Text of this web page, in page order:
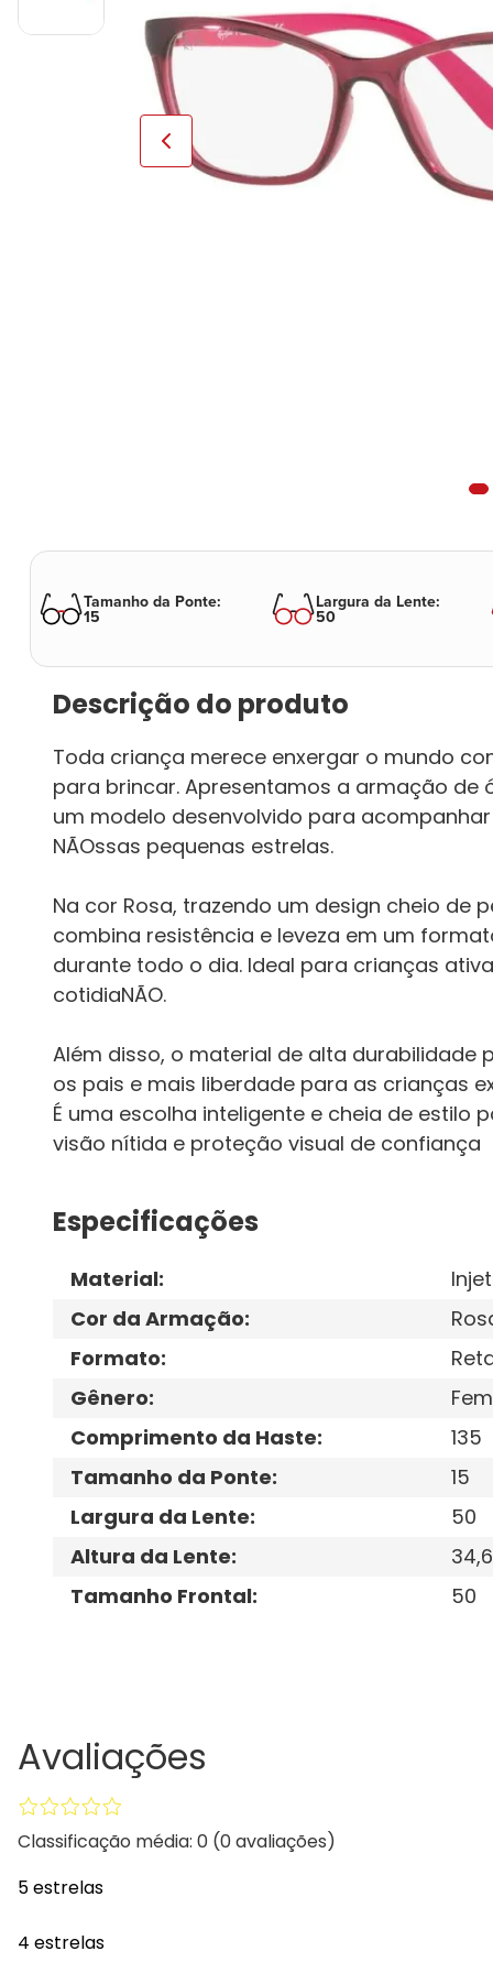
Tamanho da Ponte:
15
Largura da Lente:
50
Descrição do produto
Toda criança merece enxergar o mundo
para brincar. Apresentamos a armação de
um modelo desenvolvido para
NÃOssas pequenas estrelas.
Na cor Rosa, trazendo um design cheio de
combina resistência e leveza em um
durante todo o dia. Ideal para crianças
cotidiaNÃO.
Além disso, o material de alta
os pais e mais liberdade para as crianças
É uma escolha inteligente e cheia de estilo
visão nítida e proteção visual de confiança
Especificações
Material:
Cor da Armação:
Formato:
Gênero:
Comprimento da Haste:
135
Tamanho da Ponte:
15
Largura da Lente:
50
Altura da Lente:
34,6
Tamanho Frontal: 50
Avaliações
Classificação média: 0 (0 avaliações)
5 estrelas
4 estrelas